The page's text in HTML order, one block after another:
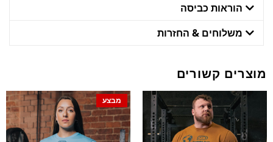
הוראות כביסה
משלוחים & החזרות
מוצרים קשורים
מבצע